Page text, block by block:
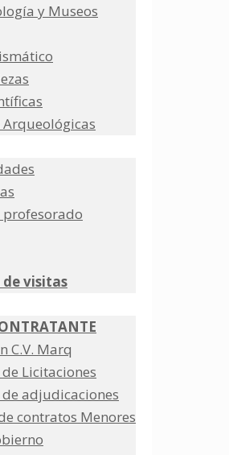
y Museos
Arqueológicas
visitas
C.V. Marq
Licitaciones
adjudicaciones
contratos Menores